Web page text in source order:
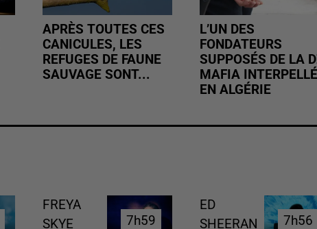
APRÈS TOUTES CES
CANICULES, LES
REFUGES DE FAUNE
SAUVAGE SONT...
L’UN DES
FONDATEURS
SUPPOSÉS DE LA
MAFIA INTERPELLÉ
EN ALGÉRIE
FREYA
SKYE
7h59
7h59
ED
SHEERAN
7h56
7h56